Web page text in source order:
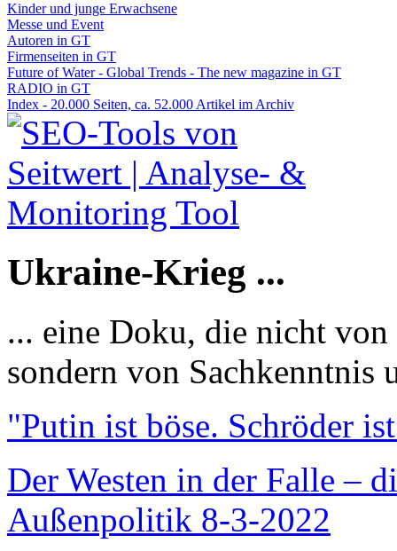
Kinder und junge Erwachsene
Messe und Event
Autoren in GT
Firmenseiten in GT
Future of Water - Global Trends - The new magazine in GT
RADIO in GT
Index - 20.000 Seiten, ca. 52.000 Artikel im Archiv
Ukraine-Krieg ...
... eine Doku, die nicht
sondern von Sachkenntnis
"Putin ist böse. Schröder
Der Westen in der Falle –
Außenpolitik 8-3-2022